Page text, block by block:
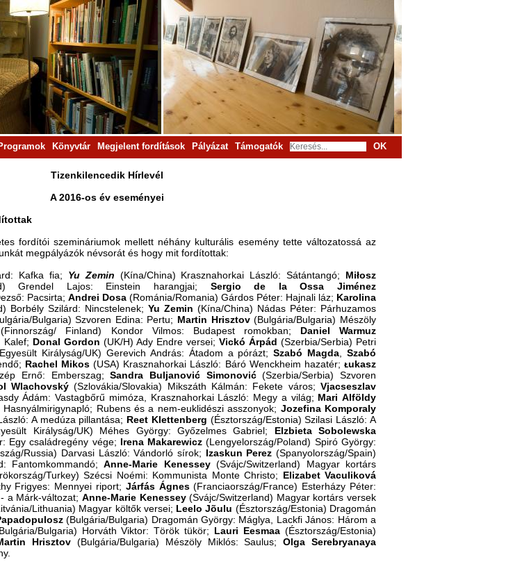
Könyvtár Megjelent fordítások Pályázat Támogatók OK
Tizenkilencedik Hírlevél
A 2016-os év eseményei
fordítói szemináriumok mellett néhány kulturális esemény tette változatossá az
megpályázók névsorát és hogy mit fordítottak:
Kafka fia; Yu Zemin (Kína/China) Krasznahorkai László: Sátántangó; Miłosz
Grendel Lajos: Einstein harangjai; Sergio de la Ossa Jiménez
Pacsirta; Andrei Dosa (Románia/Romania) Gárdos Péter: Hajnali láz; Karolina
Borbély Szilárd: Nincstelenek; Yu Zemin (Kína/China) Nádas Péter: Párhuzamos
Bulgaria) Szvoren Edina: Pertu; Martin Hrisztov(Bulgária/Bulgaria) Mészöly
(Finnország/ Finland) Kondor Vilmos: Budapest romokban; Daniel Warmuz
Kalef; Donal Gordon (UK/H) Ady Endre versei; Vickó Árpád (Szerbia/Serbia) Petri
Királyság/UK) Gerevich András: Átadom a pórázt;Szabó Magda ,Szabó
Rachel Mikos(USA) Krasznahorkai László: Báró Wenckheim hazatér;ᴌukasz
Ernő: Emberszag;Sandra Buljanović Simonović(Szerbia/Serbia) Szvoren
Wlachovský (Szlovákia/Slovakia) Mikszáth Kálmán: Fekete város;Vjacseszlav
Ádám: Vastagbőrű mimóza, Krasznahorkai László: Megy a világ; Mari Alföldy
Rubens és a nem-euklidészi asszonyok; Jozefina Komporaly
A medúza pillantása; Reet Klettenberg (Észtország/Estonia) Szilasi László: A
Királyság/UK) Méhes György: Győzelmes Gabriel; Elzbieta Sobolewska
Egy családregény vége; Irena Makarewicz (Lengyelország/Poland) Spiró György:
Russia) Darvasi László: Vándorló sírok; Izaskun Perez (Spanyolország/Spain)
Fantomkommandó;Anne-Marie Kenessey(Svájc/Switzerland) Magyar kortárs
Turkey) Szécsi Noémi: Kommunista Monte Christo; Elizabet Vaculiková
Frigyes: Mennyei riport; Járfás Ágnes(Franciaország/France) Esterházy Péter:
a Márk-változat; Anne-Marie Kenessey(Svájc/Switzerland) Magyar kortárs versek
Lithuania) Magyar költők versei; Leelo Jõulu (Észtország/Estonia) Dragomán
(Bulgária/Bulgaria) Dragomán György: Máglya, Lackfi János: Három a
Bulgaria) Horváth Viktor: Török tükör; Lauri Eesmaa (Észtország/Estonia)
Hrisztov (Bulgária/Bulgaria) Mészöly Miklós: Saulus;Olga Serebryanaya